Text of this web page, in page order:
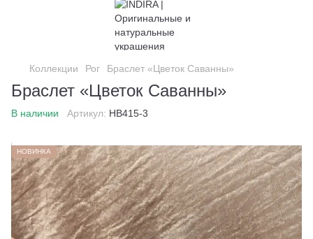
Коллекции Рог Браслет «Цветок Саванны»
Браслет «Цветок Саванны»
В наличии Артикул: HB415-3
НОВИНКА